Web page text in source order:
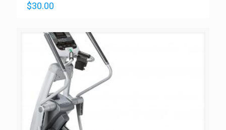
$30.00